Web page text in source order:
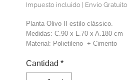
Impuesto incluido Envio Gratuito
Planta Olivo II estilo clássico.
Medidas: C.90 x L.70 x A.180 cm
Material: Polietileno + Cimento
Peso: 4,8 kg
Cantidad *